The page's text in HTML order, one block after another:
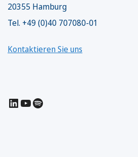
20355 Hamburg
Tel. +49 (0)40 707080-01
Kontaktieren Sie uns
LinkedIn
YouTube
Spotify